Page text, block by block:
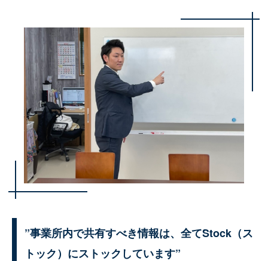
”事業所内で共有すべき情報は、全てStock（ス
トック）にストックしています”